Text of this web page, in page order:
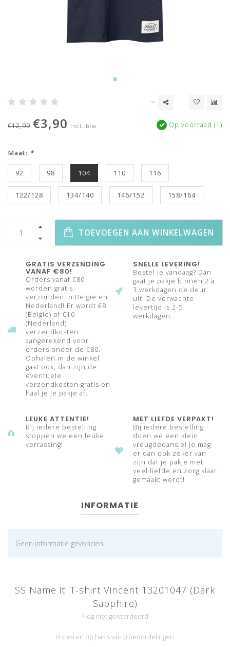
€12,99 €3,90 Incl. btw Op voorraad (1)
Maat: *
92 98 104 110 116
122/128 134/140 146/152 158/164
TOEVOEGEN AAN WINKELWAGEN
GRATIS VERZENDING
VANAF €80!
Orders vanaf €80
worden gratis
verzonden in België en
Nederland! Er wordt €8
(België) of €10
(Nederland)
verzendkosten
aangerekend voor
orders onder de €80.
Ophalen in de winkel
gaat ook, dan zijn de
eventuele
verzendkosten gratis en
haal je je pakje af.
SNELLE LEVERING!
Bestel je vandaag? Dan
gaat je pakje binnen 2 à
3 werkdagen de deur
uit! De verwachte
levertijd is 2-5
werkdagen.
LEUKE ATTENTIE!
Bij iedere bestelling
stoppen we een leuke
verrassing!
MET LIEFDE VERPAKT!
Bij iedere bestelling
doen we een klein
vreugdedansje! Je mag
er dan ook zeker van
zijn dat je pakje met
veel liefde en zorg klaar
gemaakt wordt!
INFORMATIE
Geen informatie gevonden
SS Name it: T-shirt Vincent 13201047 (Dark
Sapphire)
Nog niet gewaardeerd
0 sterren op basis van 0 beoordelingen